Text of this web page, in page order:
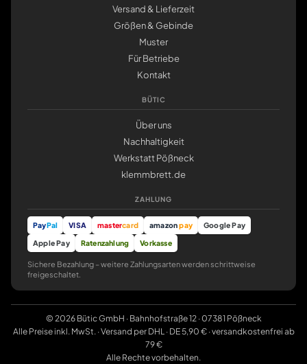
Versand & Lieferzeit
Größen & Gebinde
Muster
Für Betriebe
Kontakt
BÜTIC
Über uns
Nachhaltigkeit
Werkstatt Pößneck
klemmbrett.de
ZAHLUNG
PayPal VISA mastercard amazonpay
Google Pay
Apple Pay
Ratenzahlung Vorkasse
Sichere Bezahlung – weitere Zahlungsarten werden schrittweise
freigeschaltet.
© 2026 Bütic GmbH · Bahnhofstraße 12 · 07381 Pößneck
Alle Preise inkl. MwSt. · Versand per DHL · DE 5,90 € · versandkostenfrei ab
79 €
Alle Rechte vorbehalten.